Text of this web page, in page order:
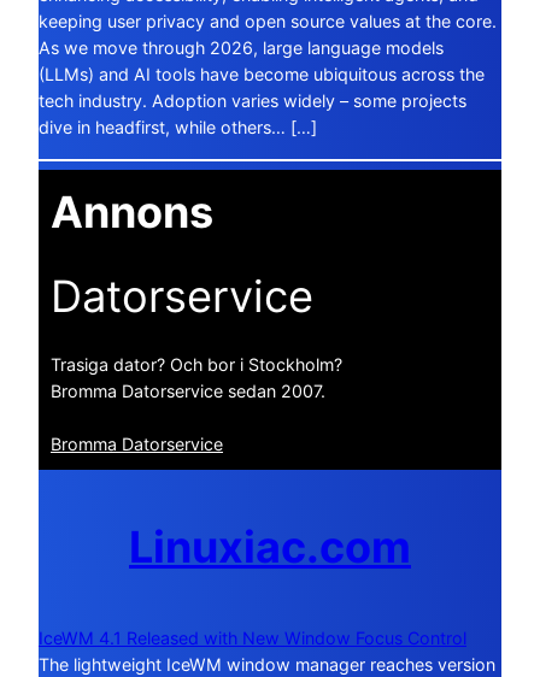
keeping user privacy and open source values at the core.
As we move through 2026, large language models
(LLMs) and AI tools have become ubiquitous across the
tech industry. Adoption varies widely – some projects
dive in headfirst, while others… […]
Annons
Datorservice
Trasiga dator? Och bor i Stockholm?
Bromma Datorservice sedan 2007.
Bromma Datorservice
Linuxiac.com
IceWM 4.1 Released with New Window Focus Control
The lightweight IceWM window manager reaches version